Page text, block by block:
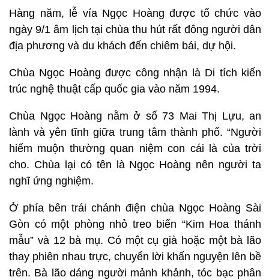
Hàng năm, lễ vía Ngọc Hoàng được tổ chức vào
ngày 9/1 âm lịch tại chùa thu hút rất đông người dân
địa phương và du khách đến chiêm bái, dự hội.
Chùa Ngọc Hoàng được công nhận là Di tích kiến
trúc nghệ thuật cấp quốc gia vào năm 1994.
Chùa Ngọc Hoàng nằm ở số 73 Mai Thị Lựu, an
lành và yên tĩnh giữa trung tâm thành phố. “Người
hiếm muộn thường quan niệm con cái là của trời
cho. Chùa lại có tên là Ngọc Hoàng nên người ta
nghĩ ứng nghiệm.
Ở phía bên trái chánh điện chùa Ngọc Hoàng Sài
Gòn có một phòng nhỏ treo biển “Kim Hoa thánh
mẫu” và 12 bà mụ. Có một cụ già hoặc một bà lão
thay phiên nhau trực, chuyển lời khấn nguyện lên bề
trên. Bà lão dáng người mảnh khảnh, tóc bạc phân